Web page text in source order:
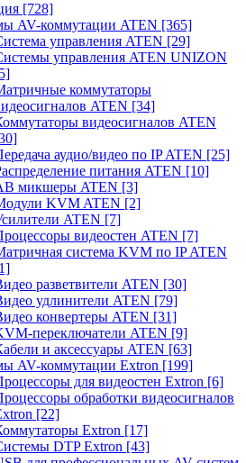
[728]
AV-коммутации ATEN [365]
управления ATEN [29]
управления ATEN UNIZON
коммутаторы
ATEN [34]
видеосигналов ATEN
аудио/видео по IP ATEN [25]
питания ATEN [10]
микшеры ATEN [3]
KVM ATEN [2]
ATEN [7]
видеостен ATEN [7]
система KVM по IP ATEN
разветвители ATEN [30]
удлинители ATEN [79]
конвертеры ATEN [31]
переключатели ATEN [9]
и аксессуары ATEN [63]
AV-коммутации Extron [199]
для видеостен Extron [6]
обработки видеосигналов
[22]
Extron [17]
DTP Extron [43]